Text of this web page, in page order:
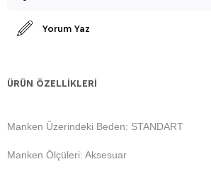
Yorum Yaz
ÜRÜN ÖZELLIKLERI
Manken Üzerindeki Beden: STANDART
Manken Ölçüleri: Aksesuar